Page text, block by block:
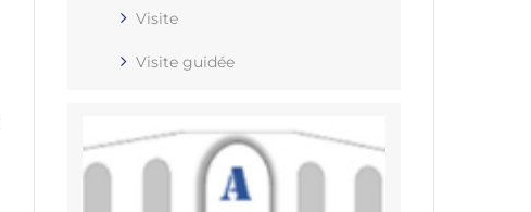
Visite
Visite guidée